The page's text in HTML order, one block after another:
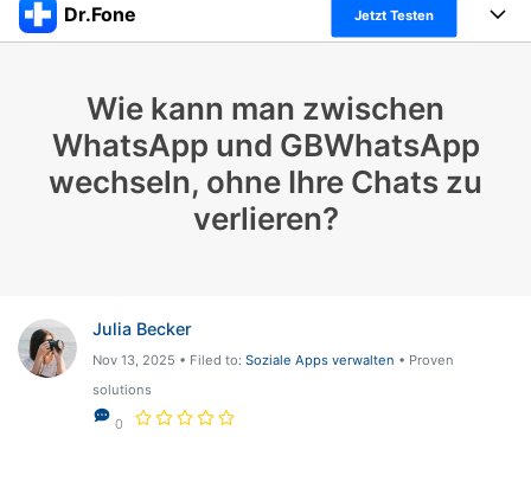
Top-Produkte
Dienstprogramme
Lösungen
Über uns
Presseraum
Dr.Fone Jetzt Testen
Alles-in-einem-Toolkit
Weitere Tools und Apps
Lösungen
Entdecken Sie weitere Dr.Fone-Lösungen
Lernen und Unterstützung
DOWNLOAD
Suchen
Wie kann man zwischen
WhatsApp und GBWhatsApp
wechseln, ohne Ihre Chats zu
verlieren?
Julia Becker
Nov 13, 2025 • Filed to: Soziale Apps verwalten • Proven
solutions
0